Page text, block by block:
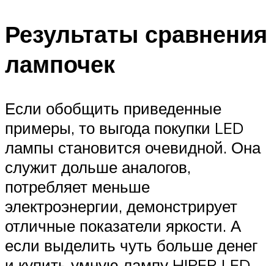
Результаты сравнения
лампочек
Если обобщить приведенные
примеры, то выгода покупки LED
лампы становится очевидной. Она
служит дольше аналогов,
потребляет меньше
электроэнергии, демонстрирует
отличные показатели яркости. А
если выделить чуть больше денег